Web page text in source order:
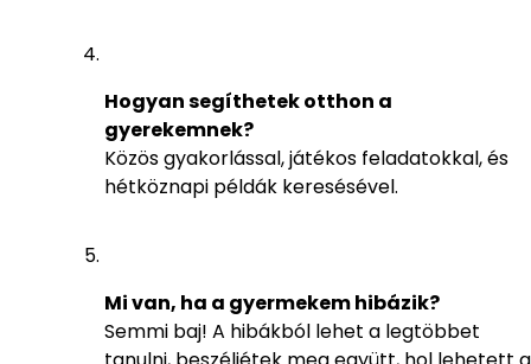
Hogyan segíthetek otthon a
gyerekemnek?
Közös gyakorlással, játékos feladatokkal, és
hétköznapi példák keresésével.
Mi van, ha a gyermekem hibázik?
Semmi baj! A hibákból lehet a legtöbbet